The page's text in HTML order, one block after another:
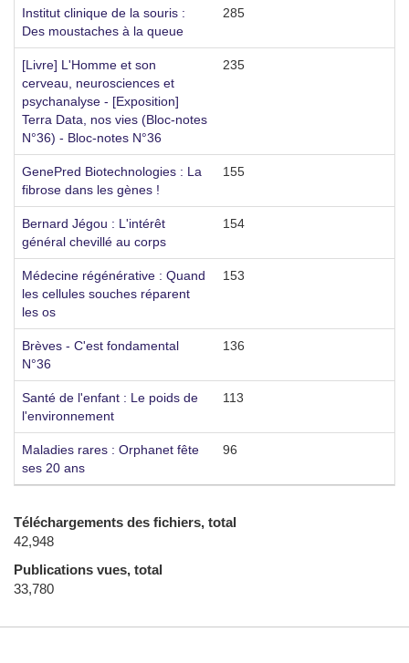
Institut clinique de la souris :
Des moustaches à la queue
285
[Livre] L'Homme et son
cerveau, neurosciences et
psychanalyse - [Exposition]
Terra Data, nos vies (Bloc-notes
N°36) - Bloc-notes N°36
235
GenePred Biotechnologies : La
fibrose dans les gènes !
155
Bernard Jégou : L'intérêt
général chevillé au corps
154
Médecine régénérative : Quand
les cellules souches réparent
les os
153
Brèves - C'est fondamental
N°36
136
Santé de l'enfant : Le poids de
l'environnement
113
Maladies rares : Orphanet fête
ses 20 ans
96
Téléchargements des fichiers, total
42,948
Publications vues, total
33,780